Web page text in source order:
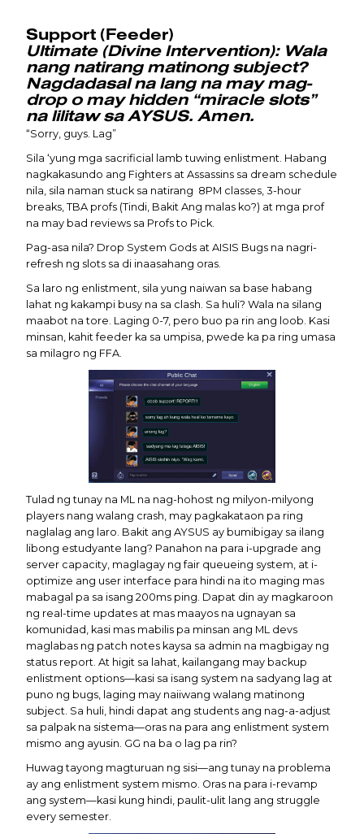
Support (Feeder)
Ultimate (Divine Intervention): Wala
nang natirang matinong subject?
Nagdadasal na lang na may mag-
drop o may hidden “miracle slots”
na lilitaw sa AYSUS. Amen.
“Sorry, guys. Lag”
Sila ‘yung mga sacrificial lamb tuwing enlistment. Habang
nagkakasundo ang Fighters at Assassins sa dream schedule
nila, sila naman stuck sa natirang 8PM classes, 3-hour
breaks, TBA profs (Tindi, Bakit Ang malas ko?) at mga prof
na may bad reviews sa Profs to Pick.
Pag-asa nila? Drop System Gods at AISIS Bugs na nagri-
refresh ng slots sa di inaasahang oras.
Sa laro ng enlistment, sila yung naiwan sa base habang
lahat ng kakampi busy na sa clash. Sa huli? Wala na silang
maabot na tore. Laging 0-7, pero buo pa rin ang loob. Kasi
minsan, kahit feeder ka sa umpisa, pwede ka pa ring umasa
sa milagro ng FFA.
Tulad ng tunay na ML na nag-hohost ng milyon-milyong
players nang walang crash, may pagkakataon pa ring
naglalag ang laro. Bakit ang AYSUS ay bumibigay sa ilang
libong estudyante lang? Panahon na para i-upgrade ang
server capacity, maglagay ng fair queueing system, at i-
optimize ang user interface para hindi na ito maging mas
mabagal pa sa isang 200ms ping. Dapat din ay magkaroon
ng real-time updates at mas maayos na ugnayan sa
komunidad, kasi mas mabilis pa minsan ang ML devs
maglabas ng patch notes kaysa sa admin na magbigay ng
status report. At higit sa lahat, kailangang may backup
enlistment options—kasi sa isang system na sadyang lag at
puno ng bugs, laging may naiiwang walang matinong
subject. Sa huli, hindi dapat ang students ang nag-a-adjust
sa palpak na sistema—oras na para ang enlistment system
mismo ang ayusin. GG na ba o lag pa rin?
Huwag tayong magturuan ng sisi—ang tunay na problema
ay ang enlistment system mismo. Oras na para i-revamp
ang system—kasi kung hindi, paulit-ulit lang ang struggle
every semester.